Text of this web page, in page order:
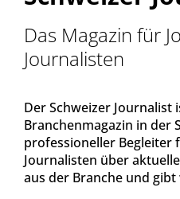
Das Magazin für
Journalisten
Der Schweizer Journalist
Branchenmagazin in der
professioneller Begleiter
Journalisten über
aus der Branche und